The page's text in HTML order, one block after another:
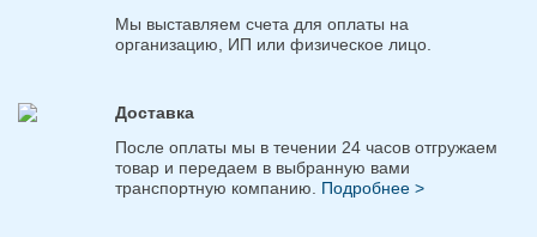
Мы выставляем счета для оплаты на
организацию, ИП или физическое лицо.
Доставка
После оплаты мы в течении 24 часов отгружаем
товар и передаем в выбранную вами
транспортную компанию. Подробнее >